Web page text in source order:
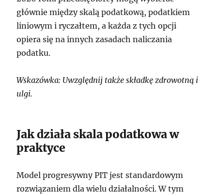
głównie między skalą podatkową, podatkiem
liniowym i ryczałtem, a każda z tych opcji
opiera się na innych zasadach naliczania
podatku.
Wskazówka: Uwzględnij także składkę zdrowotną i
ulgi.
Jak działa skala podatkowa w
praktyce
Model progresywny PIT jest standardowym
rozwiązaniem dla wielu działalności. W tym